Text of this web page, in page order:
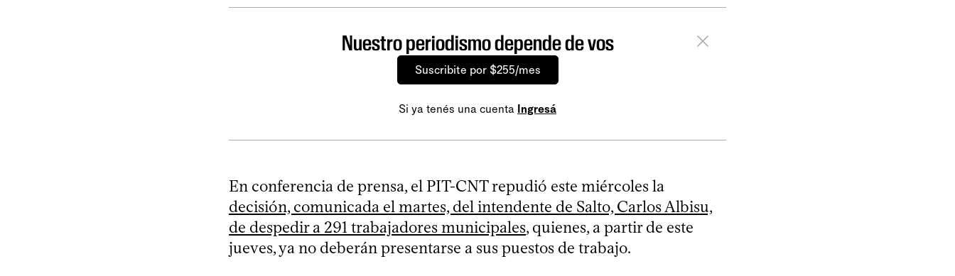
Nuestro periodismo depende de vos
Suscribite por $255/mes
Si ya tenés una cuenta Ingresá
En conferencia de prensa, el PIT-CNT repudió este miércoles la
decisión, comunicada el martes, del intendente de Salto, Carlos Albisu,
de despedir a 291 trabajadores municipales, quienes, a partir de este
jueves, ya no deberán presentarse a sus puestos de trabajo.